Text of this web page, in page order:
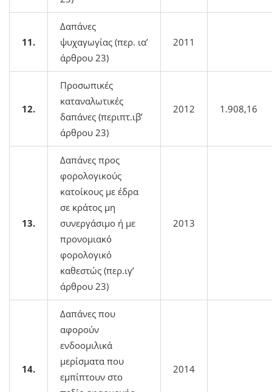
11.
Δαπάνες
ψυχαγωγίας (περ. ια’
άρθρου 23)
2011
12.
Προσωπικές
καταναλωτικές
δαπάνες (περιπτ.ιβ’
άρθρου 23)
2012 1.908,16
13.
Δαπάνες προς
φορολογικούς
κατοίκους με έδρα
σε κράτος μη
συνεργάσιμο ή με
προνομιακό
φορολογικό
καθεστώς (περ.ιγ’
άρθρου 23)
2013
14.
Δαπάνες που
αφορούν
ενδοομιλικά
μερίσματα που
εμπίπτουν στο
2014